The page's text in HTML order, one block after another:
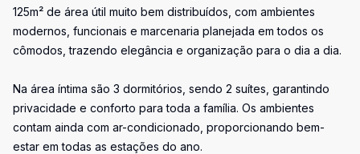
125m² de área útil muito bem distribuídos, com ambientes
modernos, funcionais e marcenaria planejada em todos os
cômodos, trazendo elegância e organização para o dia a dia.
Na área íntima são 3 dormitórios, sendo 2 suítes, garantindo
privacidade e conforto para toda a família. Os ambientes
contam ainda com ar-condicionado, proporcionando bem-
estar em todas as estações do ano.